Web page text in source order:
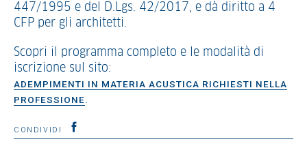
447/1995 e del D.Lgs. 42/2017, e dà diritto a 4
CFP per gli architetti.
Scopri il programma completo e le modalità di
iscrizione sul sito:
ADEMPIMENTI IN MATERIA ACUSTICA RICHIESTI NELLA
PROFESSIONE.
CONDIVIDI